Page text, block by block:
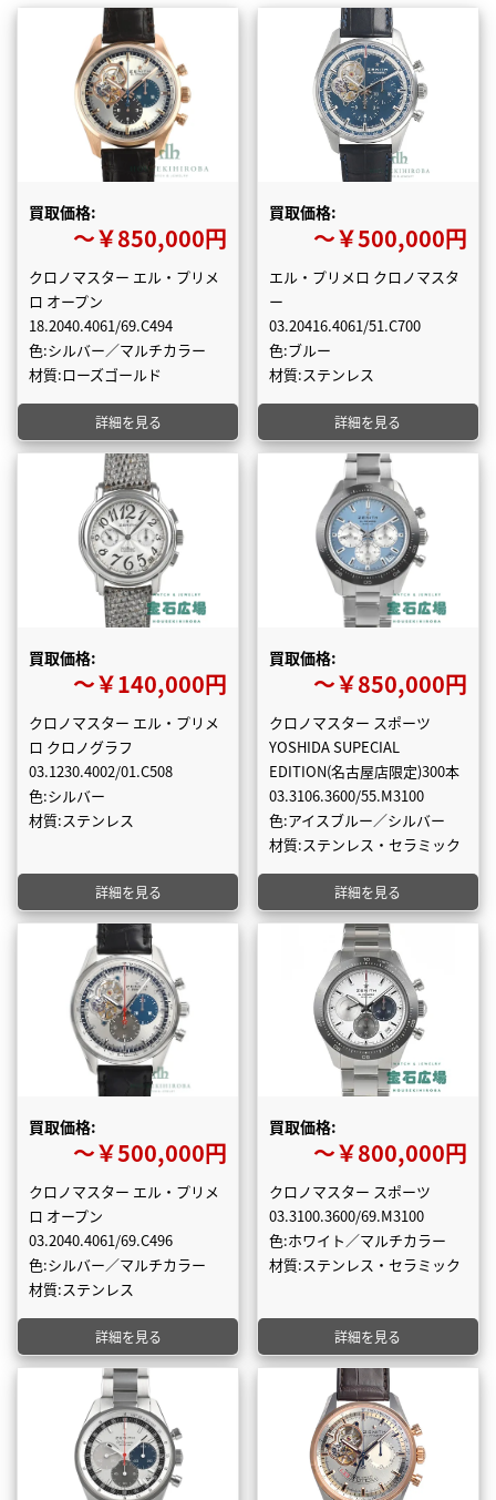
買取価格:
〜￥850,000円
クロノマスター エル・プリメ
ロ オープン
18.2040.4061/69.C494
色:シルバー／マルチカラー
材質:ローズゴールド
詳細を見る
買取価格:
〜￥500,000円
エル・プリメロ クロノマスタ
ー
03.20416.4061/51.C700
色:ブルー
材質:ステンレス
詳細を見る
買取価格:
〜￥140,000円
クロノマスター エル・プリメ
ロ クロノグラフ
03.1230.4002/01.C508
色:シルバー
材質:ステンレス
詳細を見る
買取価格:
〜￥850,000円
クロノマスター スポーツ
YOSHIDA SUPECIAL
EDITION(名古屋店限定)300本
03.3106.3600/55.M3100
色:アイスブルー／シルバー
材質:ステンレス・セラミック
詳細を見る
買取価格:
〜￥500,000円
クロノマスター エル・プリメ
ロ オープン
03.2040.4061/69.C496
色:シルバー／マルチカラー
材質:ステンレス
詳細を見る
買取価格:
〜￥800,000円
クロノマスター スポーツ
03.3100.3600/69.M3100
色:ホワイト／マルチカラー
材質:ステンレス・セラミック
詳細を見る